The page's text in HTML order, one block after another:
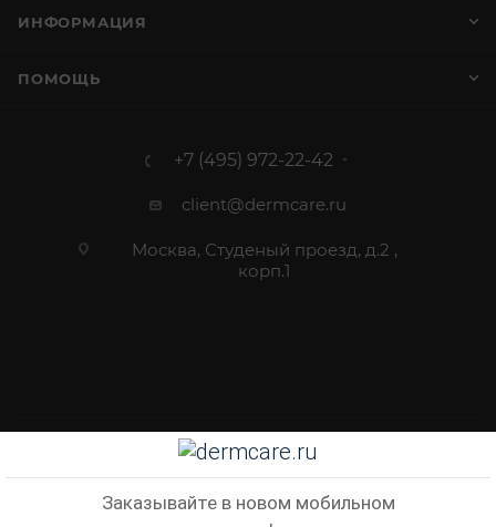
ИНФОРМАЦИЯ
ПОМОЩЬ
+7 (495) 972-22-42
client@dermcare.ru
Москва, Студеный проезд, д.2 ,
корп.1
2012 - 2026 © Dermcare.ru - интернет-магазин косметики
Заказывайте в новом мобильном